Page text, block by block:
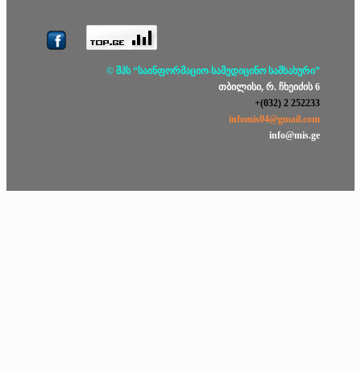
© შპს “საინფორმაციო-სამედიცინო სამსახური”
თბილისი, რ. ჩხეიძის 6
+(032) 2 252233
infomis04@gmail.com
info@mis.ge